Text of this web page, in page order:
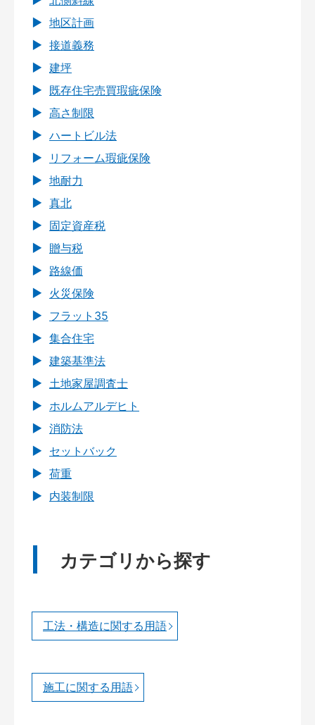
地区計画
接道義務
建坪
既存住宅売買瑕疵保険
高さ制限
ハートビル法
リフォーム瑕疵保険
地耐力
真北
固定資産税
贈与税
路線価
火災保険
フラット35
集合住宅
建築基準法
土地家屋調査士
ホルムアルデヒト
消防法
セットバック
荷重
内装制限
カテゴリから探す
工法・構造に関する用語
施工に関する用語